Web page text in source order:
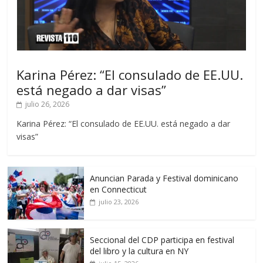
Karina Pérez: “El consulado de EE.UU.
está negado a dar visas”
julio 26, 2026
Karina Pérez: “El consulado de EE.UU. está negado a dar
visas”
Anuncian Parada y Festival dominicano
en Connecticut
julio 23, 2026
Seccional del CDP participa en festival
del libro y la cultura en NY